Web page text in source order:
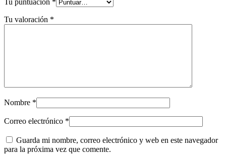
Tu valoración *
Nombre *
Correo electrónico *
Guarda mi nombre, correo electrónico y web en este navegador
para la próxima vez que comente.